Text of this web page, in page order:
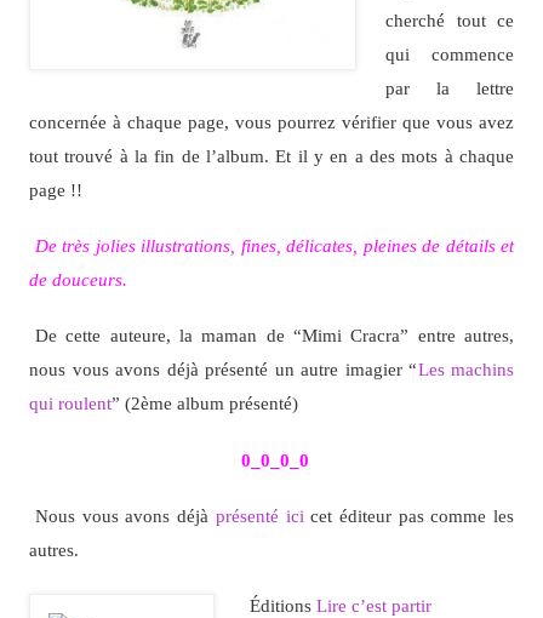
cherché tout ce
qui commence
par la lettre
concernée à chaque page, vous pourrez vérifier que vous avez
tout trouvé à la fin de l’album. Et il y en a des mots à chaque
page !!
De très jolies illustrations, fines, délicates, pleines de détails et
de douceurs.
De cette auteure, la maman de “Mimi Cracra” entre autres,
nous vous avons déjà présenté un autre imagier “Les machins
qui roulent” (2ème album présenté)
0_0_0_0
Nous vous avons déjà présenté ici cet éditeur pas comme les
autres.
Éditions Lire c’est partir